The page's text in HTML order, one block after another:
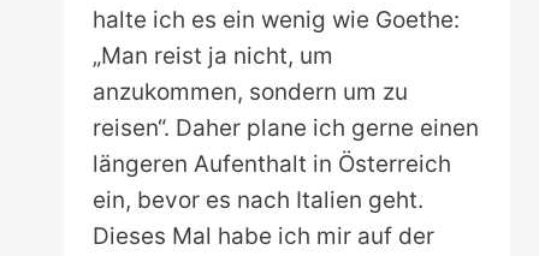
halte ich es ein wenig wie Goethe:
„Man reist ja nicht, um
anzukommen, sondern um zu
reisen“. Daher plane ich gerne einen
längeren Aufenthalt in Österreich
ein, bevor es nach Italien geht.
Dieses Mal habe ich mir auf der